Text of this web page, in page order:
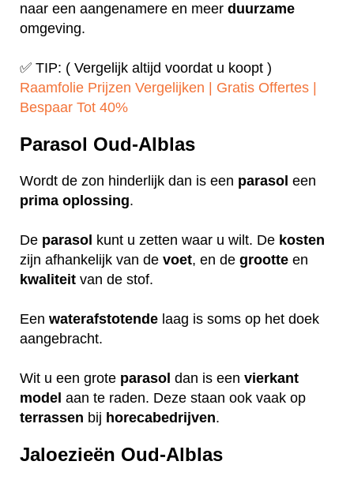
naar een aangenamere en meer duurzame
omgeving.
✅ TIP: ( Vergelijk altijd voordat u koopt )
Raamfolie Prijzen Vergelijken | Gratis Offertes |
Bespaar Tot 40%‎
Parasol Oud-Alblas
Wordt de zon hinderlijk dan is een parasol een
prima oplossing.
De parasol kunt u zetten waar u wilt. De kosten
zijn afhankelijk van de voet, en de grootte en
kwaliteit van de stof.
Een waterafstotende laag is soms op het doek
aangebracht.
Wit u een grote parasol dan is een vierkant
model aan te raden. Deze staan ook vaak op
terrassen bij horecabedrijven.
Jaloezieën Oud-Alblas